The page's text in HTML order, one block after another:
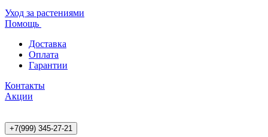
Уход за растениями
Помощь
Доставка
Оплата
Гарантии
Контакты
Акции
+7(999) 345-27-21